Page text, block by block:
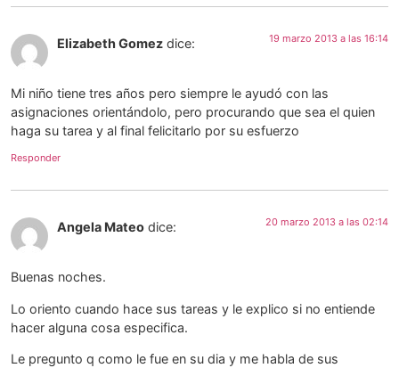
Elizabeth Gomez dice: 19 marzo 2013 a las 16:14
Mi niño tiene tres años pero siempre le ayudó con las
asignaciones orientándolo, pero procurando que sea el quien
haga su tarea y al final felicitarlo por su esfuerzo
Responder
Angela Mateo dice: 20 marzo 2013 a las 02:14
Buenas noches.
Lo oriento cuando hace sus tareas y le explico si no entiende
hacer alguna cosa especifica.
Le pregunto q como le fue en su dia y me habla de sus